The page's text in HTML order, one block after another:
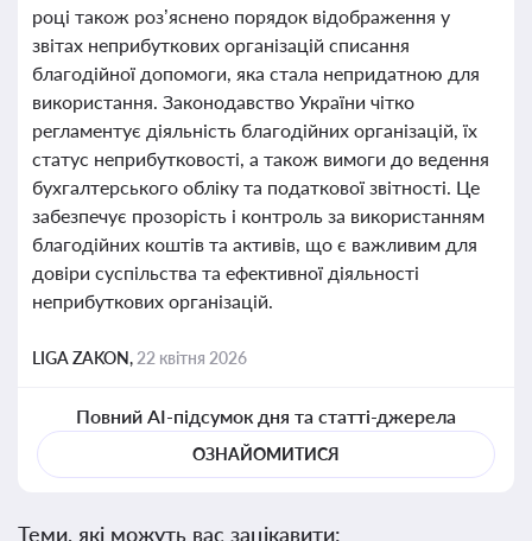
році також роз’яснено порядок відображення у
звітах неприбуткових організацій списання
благодійної допомоги, яка стала непридатною для
використання. Законодавство України чітко
регламентує діяльність благодійних організацій, їх
статус неприбутковості, а також вимоги до ведення
бухгалтерського обліку та податкової звітності. Це
забезпечує прозорість і контроль за використанням
благодійних коштів та активів, що є важливим для
довіри суспільства та ефективної діяльності
неприбуткових організацій.
LIGA ZAKON, 22 квітня 2026
Повний AI-підсумок дня та статті-джерела
ОЗНАЙОМИТИСЯ
Теми, які можуть вас зацікавити: